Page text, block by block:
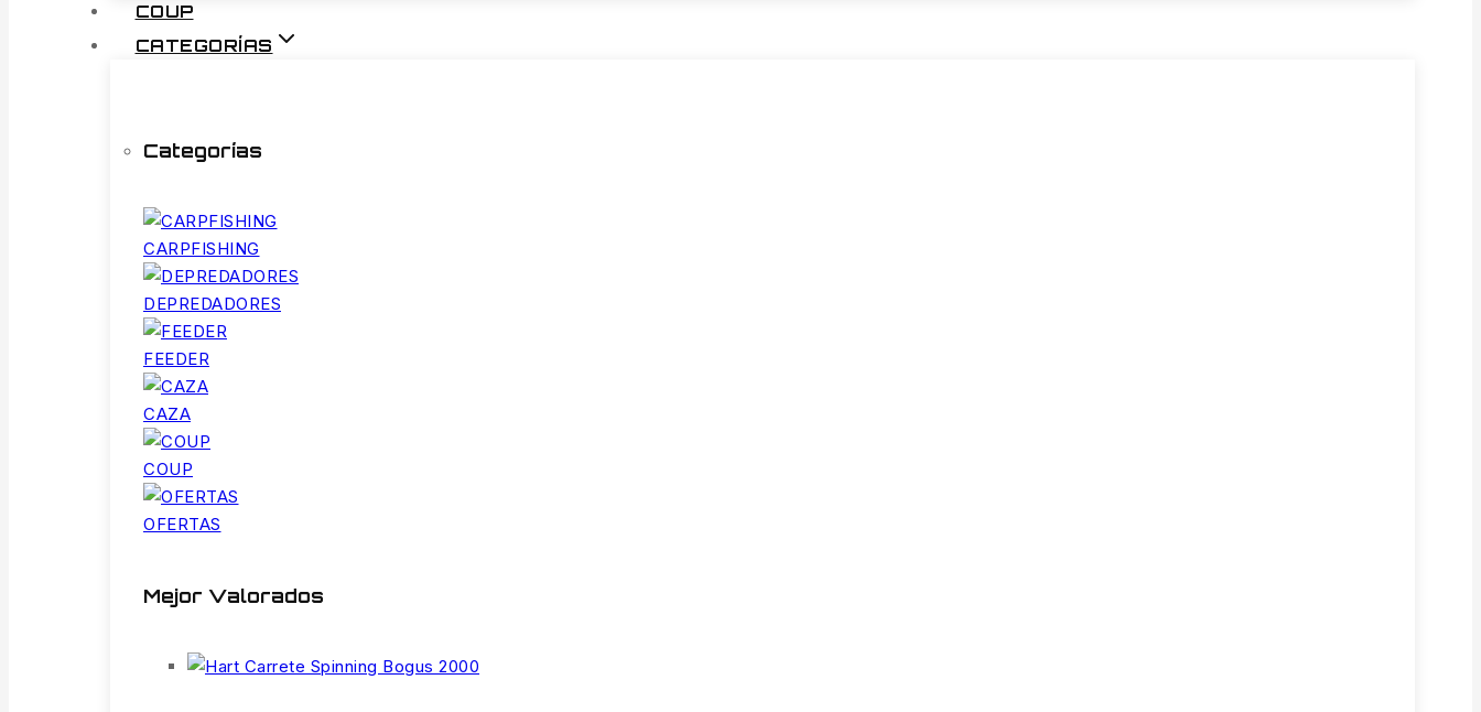
COUP
CATEGORÍAS
Categorías
CARPFISHING
DEPREDADORES
FEEDER
CAZA
COUP
OFERTAS
Mejor Valorados